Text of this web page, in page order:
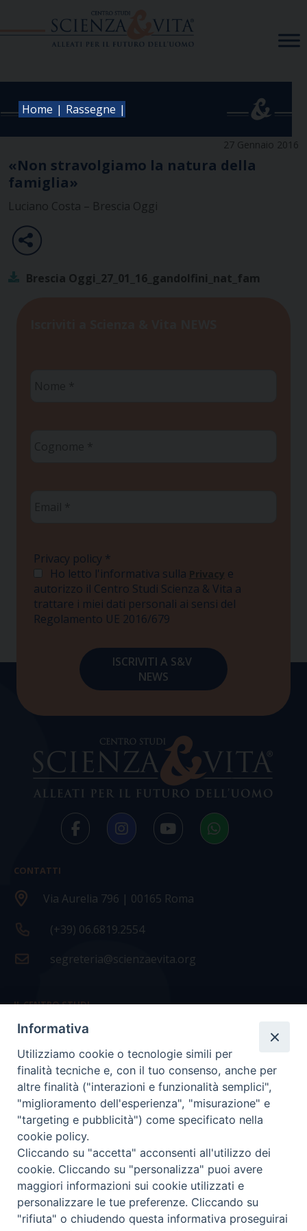
Home | Rassegne |
27 Gennaio 2016
«Non stravolgiamo la natura della
famiglia»
Luciano Costa – Brescia Oggi
Brescia Oggi_27_01_16_gandolfini_nat_fam
Privacy policy *
Ho letto l'informativa sulla Privacy e
autorizzo il Centro Studi Scienza & Vita a
trattare i miei dati personali ai sensi del
Regolamento UE 2016/679
CONTATTI
Via Aurelia 796 | 00165 Roma
(+39) 06.6819.2554
segreteria@scienzaevita.org
IL CENTRO STUDI
La nostra storia
Statuto
Presidenza e ufficio presidenza
Consiglio scientifico
Coordinamento nazionale
COPYRIGHT Scienza & Vita - C.F96600690588- Tutti i
Informativa
Utilizziamo cookie o tecnologie simili per
finalità tecniche e, con il tuo consenso, anche per
altre finalità ("interazioni e funzionalità semplici",
"miglioramento dell'esperienza", "misurazione" e
"targeting e pubblicità") come specificato nella
cookie policy.
Cliccando su "accetta" acconsenti all'utilizzo dei
cookie. Cliccando su "personalizza" puoi avere
maggiori informazioni sui cookie utilizzati e
personalizzare le tue preferenze. Cliccando su
"rifiuta" o chiudendo questa informativa proseguirai